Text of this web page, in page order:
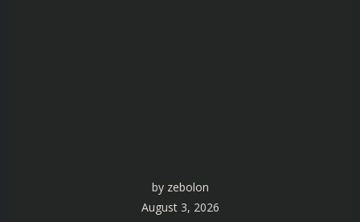
by zebolon
August 3, 2026